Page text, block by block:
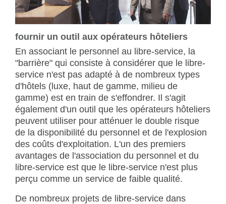
fournir un outil aux opérateurs hôteliers
En associant le personnel au libre-service, la
"barrière" qui consiste à considérer que le libre-
service n'est pas adapté à de nombreux types
d'hôtels (luxe, haut de gamme, milieu de
gamme) est en train de s'effondrer. Il s'agit
également d'un outil que les opérateurs hôteliers
peuvent utiliser pour atténuer le double risque
de la disponibilité du personnel et de l'explosion
des coûts d'exploitation. L'un des premiers
avantages de l'association du personnel et du
libre-service est que le libre-service n'est plus
perçu comme un service de faible qualité.
De nombreux projets de libre-service dans